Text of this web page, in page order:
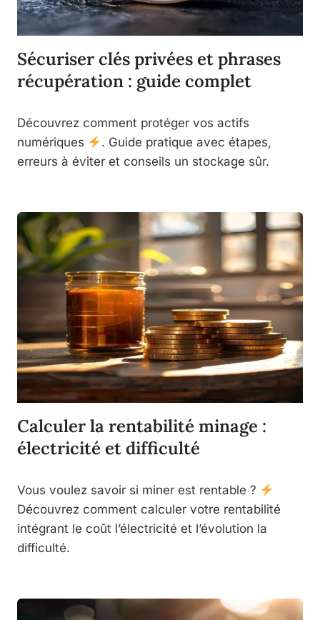
Sécuriser clés privées et phrases
récupération : guide complet
Découvrez comment protéger vos actifs
numériques
. Guide pratique avec étapes,
erreurs à éviter et conseils un stockage sûr.
Calculer la rentabilité minage :
électricité et difficulté
Vous voulez savoir si miner est rentable ?
Découvrez comment calculer votre rentabilité
intégrant le coût l’électricité et l’évolution la
difficulté.